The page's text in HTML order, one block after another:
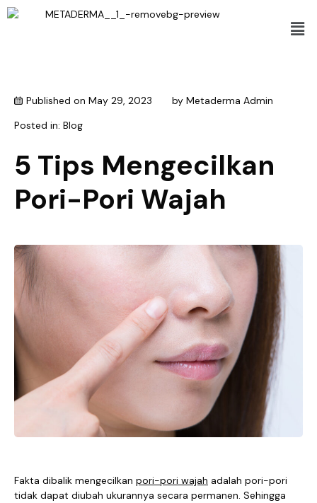
Published on May 29, 2023 by Metaderma Admin
Posted in: Blog
5 Tips Mengecilkan
Pori-Pori Wajah
Fakta dibalik mengecilkan pori-pori wajah adalah pori-pori
tidak dapat diubah ukurannya secara permanen. Sehingga